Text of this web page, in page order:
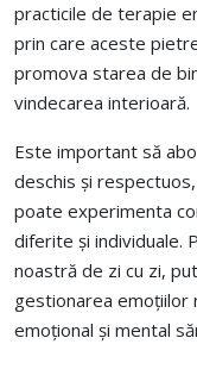
practicile de terapie
prin care aceste
promova starea de
vindecarea interioară.
Este important să
deschis și
poate experimenta
diferite și individuale.
noastră de zi cu zi,
gestionarea emoțiilor
emoțional și mental